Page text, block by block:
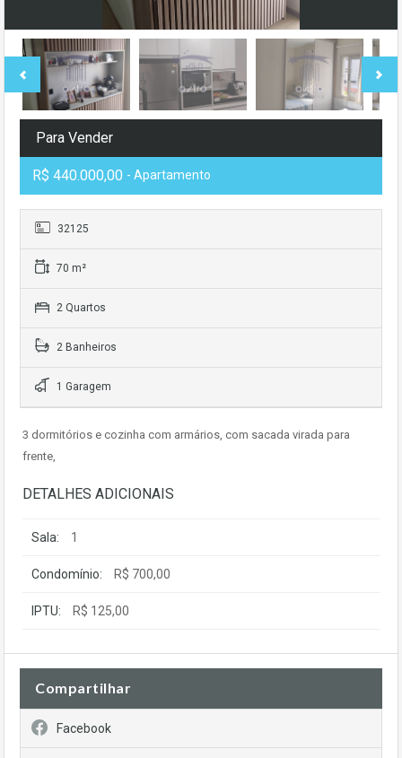
Para Vender
R$ 440.000,00 - Apartamento
32125
70 m²
2 Quartos
2 Banheiros
1 Garagem
3 dormitórios e cozinha com armários, com sacada virada para
frente,
DETALHES ADICIONAIS
Sala: 1
Condomínio: R$ 700,00
IPTU: R$ 125,00
Compartilhar
Facebook